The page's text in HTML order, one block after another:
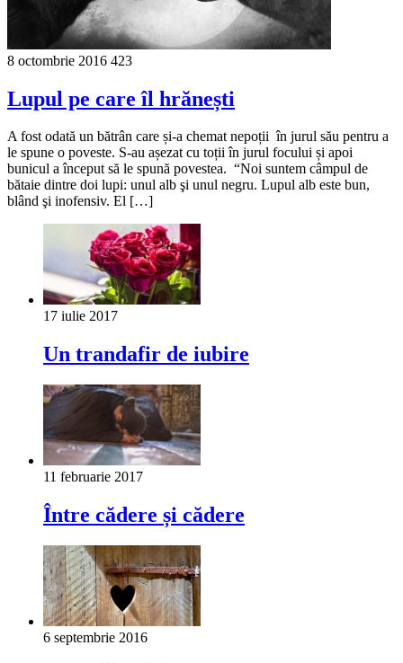
8 octombrie 2016 423
Lupul pe care îl hrănești
A fost odată un bătrân care și-a chemat nepoții în jurul său pentru a
le spune o poveste. S-au așezat cu toții în jurul focului și apoi
bunicul a început să le spună povestea. “Noi suntem câmpul de
bătaie dintre doi lupi: unul alb şi unul negru. Lupul alb este bun,
blând şi inofensiv. El […]
17 iulie 2017
Un trandafir de iubire
11 februarie 2017
Între cădere și cădere
6 septembrie 2016